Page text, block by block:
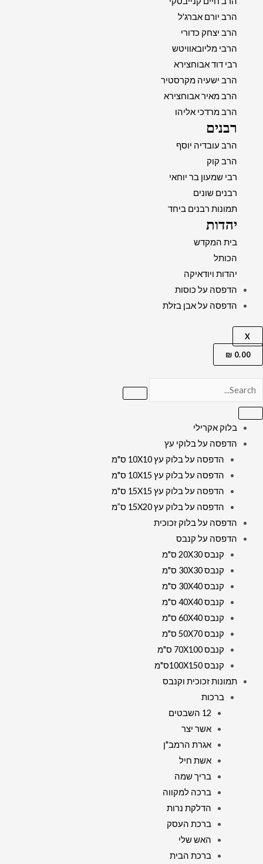
הרב יורם אברג'ל
הרב יצחק כדורי
הרבי מליובאוויטש
רבי דוד אבוחצירא
הרב ישעיה מקרסטיר
הרב מאיר אבוחצירא
הרב מרדכי אליהו
רבנים
הרב עובדיה יוסף
הרב קוק
רבי שמעון בר יוחאי
רבנים שונים
תמונות רבנים ביחד
יהדות
בית המקדש
הכותל
יהדות ויודאיקה
הדפסה על כוסות
הדפסה על אבן בזלת
X
0.00
₪
בלוק אקרילי
הדפסה על בלוקי עץ
הדפסה על בלוק עץ 10X10 ס"מ
הדפסה על בלוק עץ 10X15 ס"מ
הדפסה על בלוק עץ 15X15 ס"מ
הדפסה על בלוק עץ 15X20 ס”מ
הדפסה על בלוק זכוכית
הדפסה על קנבס
קנבס 20X30 ס"מ
קנבס 30X30 ס"מ
קנבס 30X40 ס"מ
קנבס 40X40 ס"מ
קנבס 60X40 ס"מ
קנבס 50X70 ס"מ
קנבס 70X100 ס"מ
קנבס 100X150ס"מ
תמונות זכוכית וקנבס
ברכות
12 השבטים
אשר יצר
אגרת הרמב"ן
אשת חיל
בריך שמה
ברכה למקווה
הדלקת נרות
ברכת העסק
האש שלי
ברכת הבית